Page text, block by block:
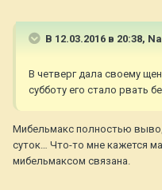
В 12.03.2016 в 20:38,
В четверг дала своему
субботу его стало рвать
Мибельмакс полностью
суток… Что-то мне кажется
мибельмаксом связана.